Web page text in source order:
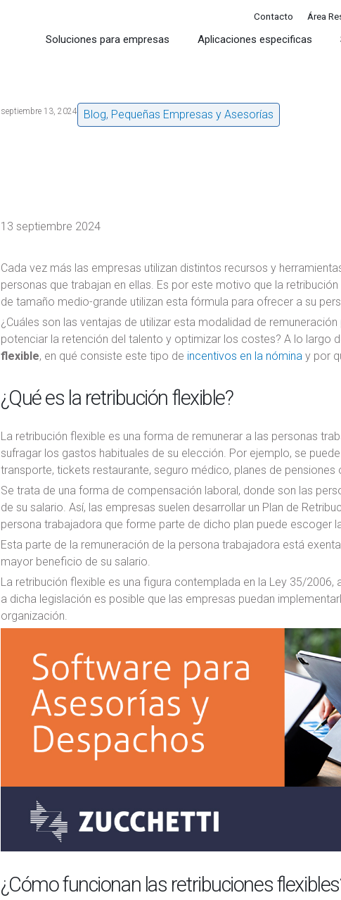
Contacto Área
Soluciones para empresas Aplicaciones especificas
septiembre 13, 2024 Blog, Pequeñas Empresas y Asesorías
13 septiembre 2024
Cada vez más las empresas utilizan distintos recursos y
personas que trabajan en ellas. Es por este motivo que la
de tamaño medio-grande utilizan esta fórmula para ofrecer a su
¿Cuáles son las ventajas de utilizar esta modalidad de
potenciar la retención del talento y optimizar los costes? A lo largo
flexible, en qué consiste este tipo de incentivos en la nóminay por
¿Qué es la retribución flexible?
La retribución flexible es una forma de remunerar a las personas
sufragar los gastos habituales de su elección. Por ejemplo, se
transporte, tickets restaurante, seguro médico, planes de pensiones
Se trata de una forma de compensación laboral, donde son las
de su salario. Así, las empresas suelen desarrollar un Plan de
persona trabajadora que forme parte de dicho plan puede escoger
Esta parte de la remuneración de la persona trabajadora está
mayor beneficio de su salario.
La retribución flexible es una figura contemplada en la Ley 35/
a dicha legislación es posible que las empresas puedan
organización.
¿Cómo funcionan las retribuciones